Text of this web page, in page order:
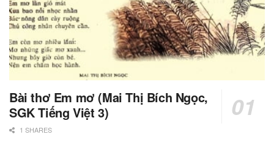
Bài thơ Em mơ (Mai Thị Bích Ngọc,
SGK Tiếng Việt 3)
1 SHARES